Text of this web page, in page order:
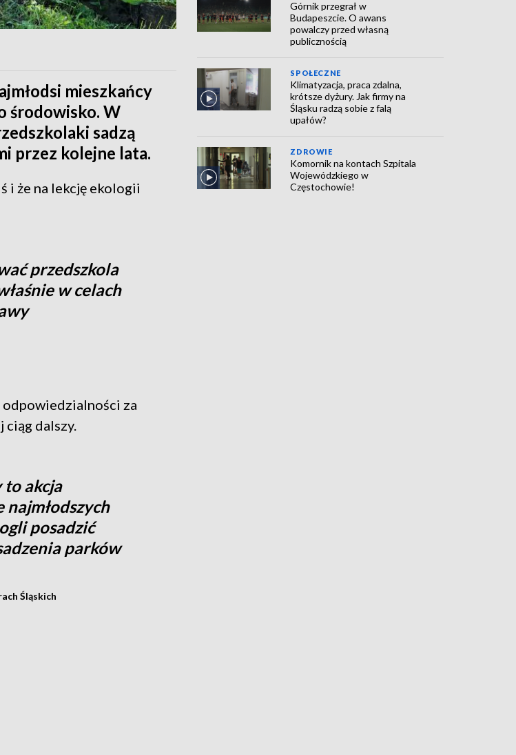
mieszkańcy
środowisko. W
sadzą
przez kolejne lata.
i że na lekcję ekologii
przedszkola
w celach
odpowiedzialności za
dalszy.
to akcja
posadzić
parków
Śląskich
Górnik przegrał w
Budapeszcie. O awans
powalczy przed własną
publicznością
SPOŁECZNE
Klimatyzacja, praca zdalna,
krótsze dyżury. Jak firmy na
Śląsku radzą sobie z falą
upałów?
ZDROWIE
Komornik na kontach Szpitala
Wojewódzkiego w
Częstochowie!